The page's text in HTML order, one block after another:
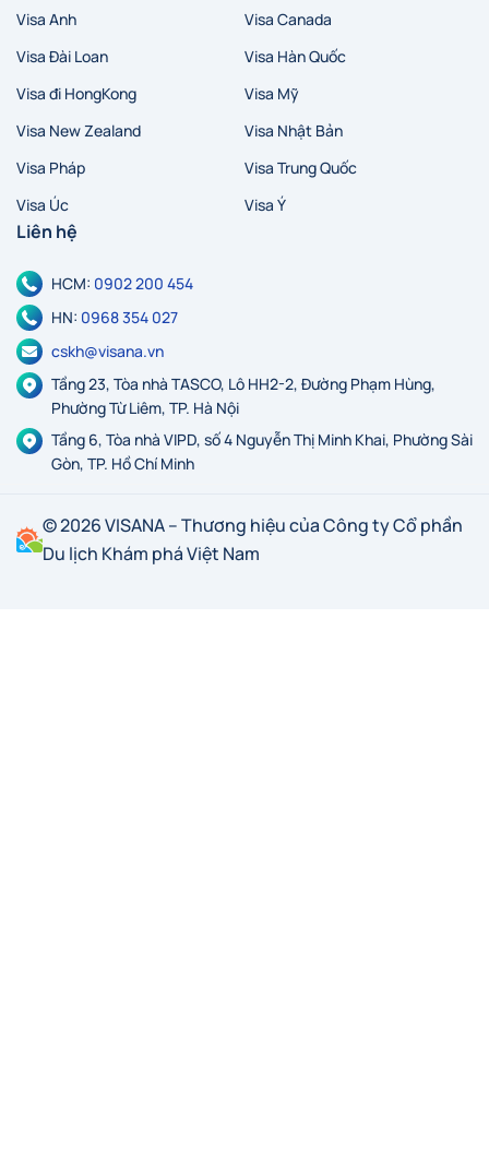
Visa Anh
Visa Canada
Visa Đài Loan
Visa Hàn Quốc
Visa đi HongKong
Visa Mỹ
Visa New Zealand
Visa Nhật Bản
Visa Pháp
Visa Trung Quốc
Visa Úc
Visa Ý
Liên hệ
HCM: 0902 200 454
HN: 0968 354 027
cskh@visana.vn
Tầng 23, Tòa nhà TASCO, Lô HH2-2, Đường Phạm Hùng,
Phường Từ Liêm, TP. Hà Nội
Tầng 6, Tòa nhà VIPD, số 4 Nguyễn Thị Minh Khai, Phường Sài
Gòn, TP. Hồ Chí Minh
© 2026 VISANA – Thương hiệu của Công ty Cổ phần
Du lịch Khám phá Việt Nam